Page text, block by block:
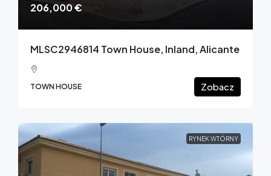
206,000 €
MLSC2946814 Town House, Inland, Alicante
TOWN HOUSE Zobacz
RYNEK WTÓRNY